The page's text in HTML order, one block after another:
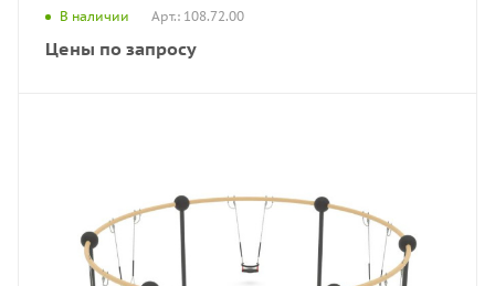
В наличии Арт.: 108.72.00
Цены по запросу